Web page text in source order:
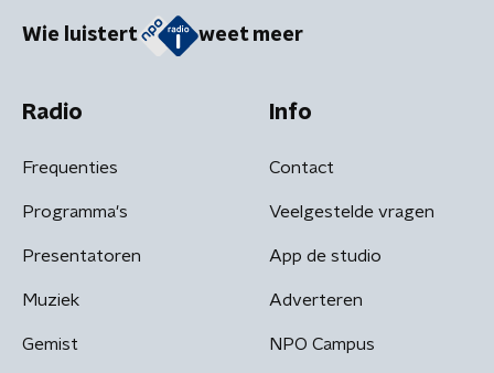
Wie luistert weet meer
Radio
Frequenties
Programma's
Presentatoren
Muziek
Gemist
Info
Contact
Veelgestelde vragen
App de studio
Adverteren
NPO Campus